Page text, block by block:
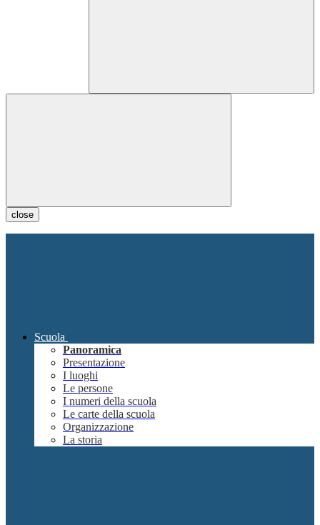
close
Scuola
Panoramica
Presentazione
I luoghi
Le persone
I numeri della scuola
Le carte della scuola
Organizzazione
La storia